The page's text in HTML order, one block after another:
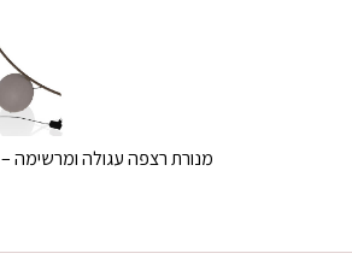
מנורת רצפה עגולה ומרשימה – CIRCLE